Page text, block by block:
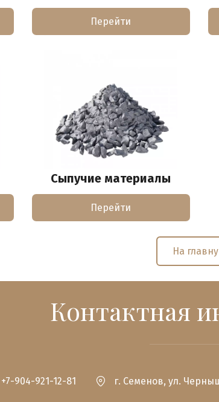
Перейти
Сыпучие материалы
Перейти
На
Контактная
г. Семенов, ул.
+7-904-921-12-81